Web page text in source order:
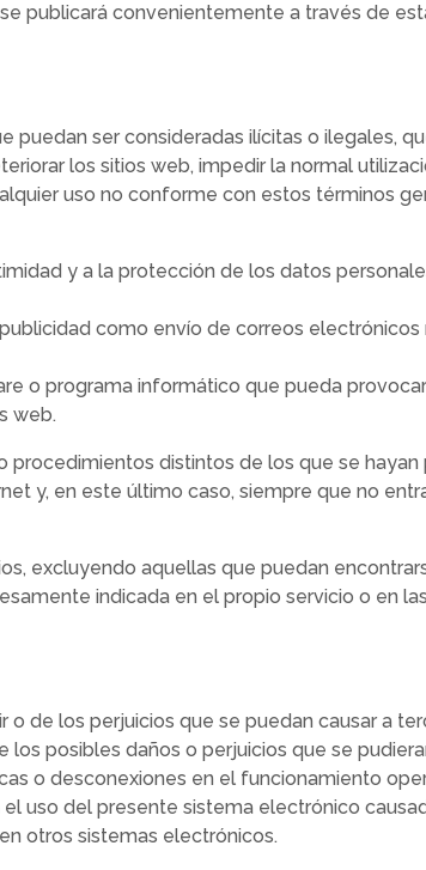
publicará convenientemente a través de
puedan ser consideradas ilícitas o ilegales,
los sitios web, impedir la normal
uso no conforme con estos términos
y a la protección de los datos
como envío de correos electrónicos
o programa informático que pueda
web.
distintos de los que se hayan
y, en este último caso, siempre que no
excluyendo aquellas que puedan
indicada en el propio servicio o en
de los perjuicios que se puedan causar a
posibles daños o perjuicios que se
o desconexiones en el funcionamiento
uso del presente sistema electrónico
otros sistemas electrónicos.